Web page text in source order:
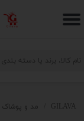
حساب کاربری من
خروج از حساب
GILAVA مد و پوشاک